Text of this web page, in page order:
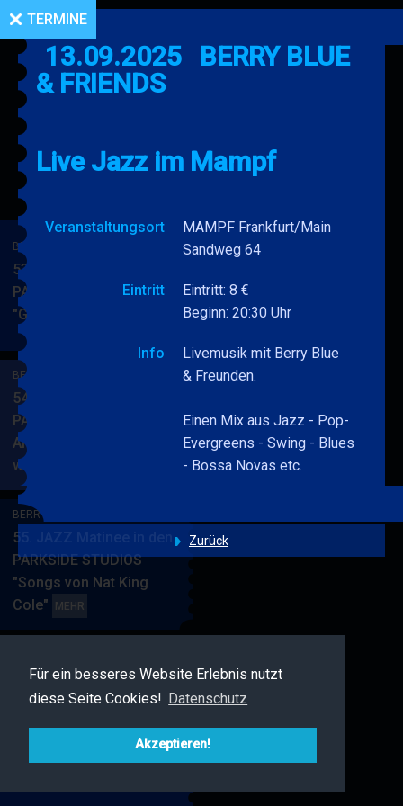
Für ein besseres Website Erlebnis nutzt
diese Seite Cookies! Datenschutz
Akzeptieren!
BERRY BLUE & BAND
53. JAZZ Matinee in den
PARKSIDE STUDIOS
"Gypsy Jazz"
&
BERRY BLUE & BAND
54. JAZZ Matinee in den
PARKSIDE STUDIOS
American Songbook
wunderbare Musik
BERRY
BERRY BLUE & BAND
55. JAZZ Matinee in den
PARKSIDE STUDIOS
"Songs von Nat King
Cole"
MEHR
BAND
BERRY BLUE & FRIENDS
Live Jazz im MAMPF
&
TERMINE
13.09.2025
BERRY BLUE
& FRIENDS
Live Jazz im Mampf
Veranstaltungsort
MAMPF Frankfurt/Main
Sandweg 64
Eintritt
Eintritt: 8 €
Beginn: 20:30 Uhr
Info
Livemusik mit Berry Blue
& Freunden.
Einen Mix aus Jazz - Pop-
Evergreens - Swing - Blues
- Bossa Novas etc.
Zurück